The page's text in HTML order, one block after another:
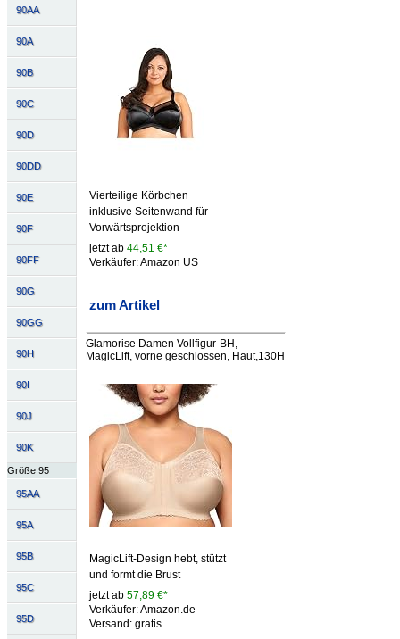
90AA
90A
90B
90C
90D
90DD
90E
90F
90FF
90G
90GG
90H
90I
90J
90K
Größe 95
95AA
95A
95B
95C
95D
Vierteilige Körbchen
inklusive Seitenwand für
Vorwärtsprojektion
jetzt ab 44,51 €*
Verkäufer: Amazon US
zum Artikel
Glamorise Damen Vollfigur-BH,
MagicLift, vorne geschlossen, Haut,130H
MagicLift-Design hebt, stützt
und formt die Brust
jetzt ab 57,89 €*
Verkäufer: Amazon.de
Versand: gratis